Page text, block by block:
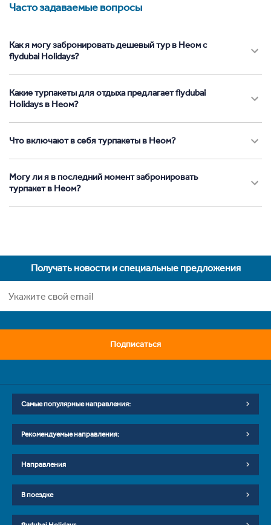
Часто задаваемые вопросы
Как я могу забронировать дешевый тур в Неом с
flydubai Holidays?
Какие турпакеты для отдыха предлагает flydubai
Holidays в Неом?
Что включают в себя турпакеты в Неом?
Могу ли я в последний момент забронировать
турпакет в Неом?
Получать новости и специальные предложения
Подписаться
Самые популярные направления:
Рекомендуемые направления:
Направления
В поездке